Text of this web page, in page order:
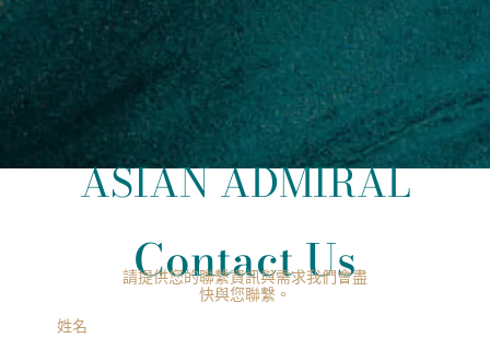
ASIAN ADMIRAL
Contact Us
請提供您的聯繫資訊與需求我們會盡
快與您聯繫。